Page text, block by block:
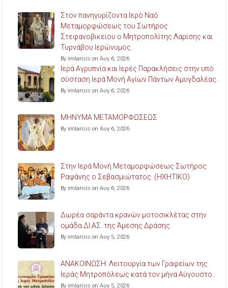
Στον πανηγυρίζοντα Ιερό Ναό
Μεταμορφώσεως του Σωτήρος
Στεφανοβικείου ο Μητροπολίτης Λαρίσης και
Τυρνάβου Ιερώνυμος.
By imlarisis on Αυγ 6, 2026
Ιερά Αγρυπνία και Ιερές Παρακλήσεις στην υπό
σύσταση Ιερά Μονή Αγίων Πάντων Αμυγδαλέας.
By imlarisis on Αυγ 6, 2026
ΜΗΝΥΜΑ ΜΕΤΑΜΟΡΦΩΣΕΩΣ
By imlarisis on Αυγ 6, 2026
Στην Ιερά Μονή Μεταμορφώσεως Σωτήρος
Ραψάνης ο Σεβασμιώτατος. (ΗΧΗΤΙΚΟ)
By imlarisis on Αυγ 6, 2026
Δωρέα σαράντα κρανών μοτοσικλέτας στην
ομάδα ΔΙ.ΑΣ. της Άμεσης Δράσης.
By imlarisis on Αυγ 5, 2026
ΑΝΑΚΟΙΝΩΣΗ: Λειτουργία των Γραφείων της
Ιεράς Μητροπόλεως κατά τον μήνα Αύγουστο.
By imlarisis on Αυγ 5, 2026